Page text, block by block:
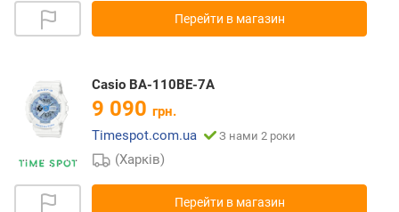
Перейти в магазин
Casio BA-110BE-7A
9 090 грн.
Timespot.com.ua
З нами 2 роки
(Харків)
Перейти в магазин